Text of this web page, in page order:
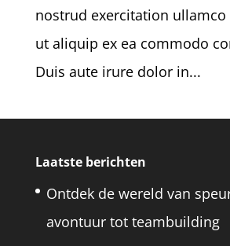
nostrud exercitation
ut aliquip ex ea commodo
Duis aute irure dolor in...
Laatste berichten
Ontdek de wereld van
avontuur tot teambuilding